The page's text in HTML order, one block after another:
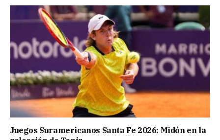
Juegos Suramericanos Santa Fe 2026: Midón en la